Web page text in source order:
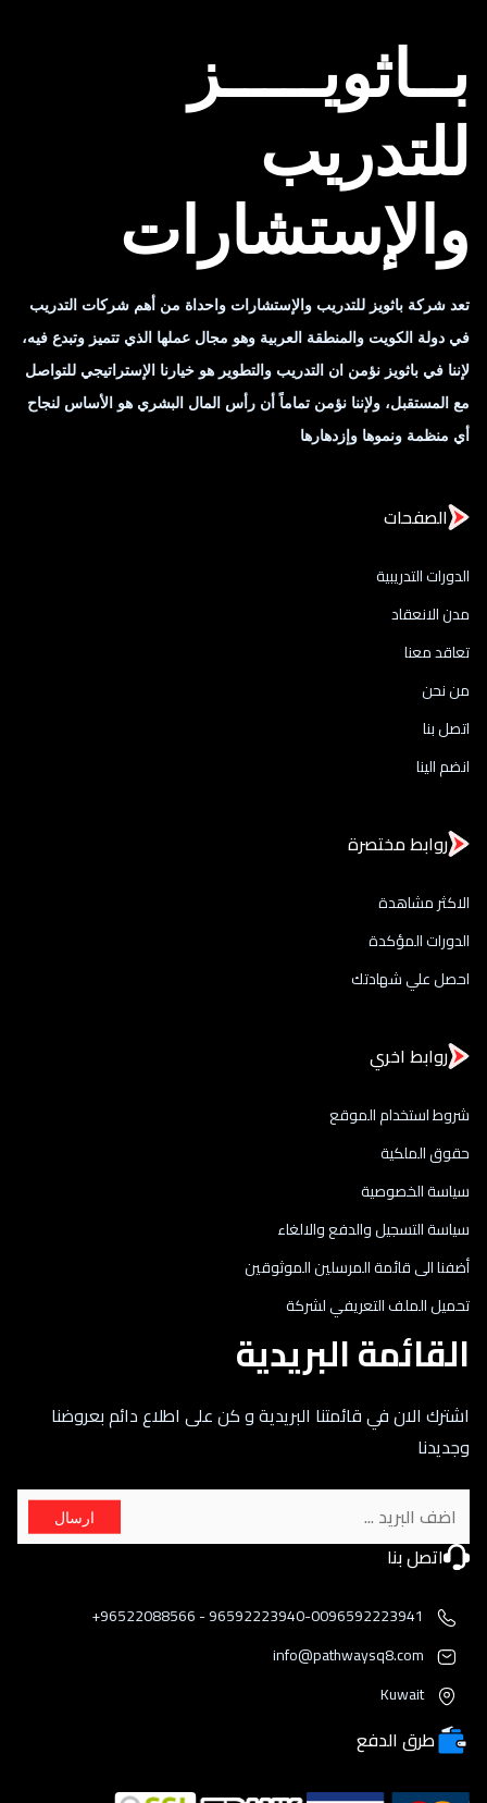
بــاثويـــــز
للتدريب
والإستشارات
تعد شركة باثويز للتدريب والإستشارات واحداة من أهم شركات التدريب
في دولة الكويت والمنطقة العربية وهو مجال عملها الذي تتميز وتبدع فيه،
لإننا في باثويز نؤمن ان التدريب والتطوير هو خيارنا الإستراتيجي للتواصل
مع المستقبل، ولإننا نؤمن تماماً أن رأس المال البشري هو الأساس لنجاح
أي منظمة ونموها وإزدهارها
الصفحات
الدورات التدريبية
مدن الانعقاد
تعاقد معنا
من نحن
اتصل بنا
انضم الينا
روابط مختصرة
الاكثر مشاهدة
الدورات المؤكدة
احصل علي شهادتك
روابط اخري
شروط استخدام الموقع
حقوق الملكية
سياسة الخصوصية
سياسة التسجيل والدفع والالغاء
أضفنا الى قائمة المرسلين الموثوقين
تحميل الملف التعريفي لشركة
القائمة البريدية
اشترك الان في قائمتنا البريدية و كن على اطلاع دائم بعروضنا
وجديدنا
ارسال
اتصل بنا
96592223940-0096592223941 - 96522088566+
info@pathwaysq8.com
Kuwait
طرق الدفع